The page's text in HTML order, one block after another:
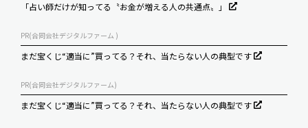
「占い師だけが知ってる〝お金が増える人の共通点〟」
PR(合同会社デジタルファーム )
まだ宝くじ“適当に”買ってる？それ、当たらない人の典型です
PR(合同会社デジタルファーム)
まだ宝くじ“適当に”買ってる？それ、当たらない人の典型です